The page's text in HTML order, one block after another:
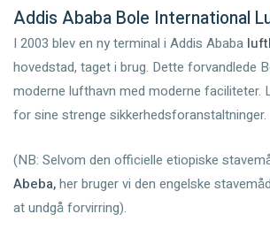
Addis Ababa Bole International
I 2003 blev en ny terminal i Addis Ababa
hovedstad, taget i brug. Dette forvandlede
moderne lufthavn med moderne faciliteter.
for sine strenge sikkerhedsforanstaltninger.
(NB: Selvom den officielle etiopiske
Abeba,her bruger vi den engelske
at undgå forvirring).